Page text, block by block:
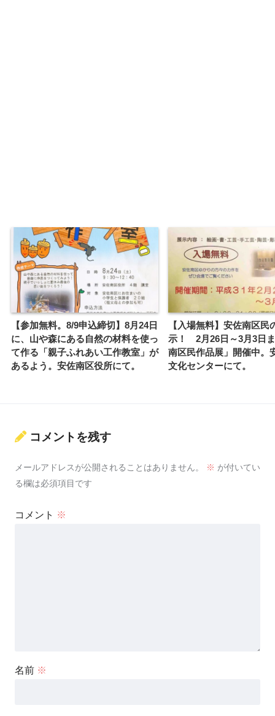
【参加無料。8/9申込締切】8月24日
に、山や森にある自然の材料を使っ
て作る「親子ふれあい工作教室」が
あるよう。安佐南区役所にて。
【入場無料】安佐南区民
示！ 2月26日～3月3日
南区民作品展」開催中。
文化センターにて。
コメントを残す
メールアドレスが公開されることはありません。 ※ が付いてい
る欄は必須項目です
コメント ※
名前 ※